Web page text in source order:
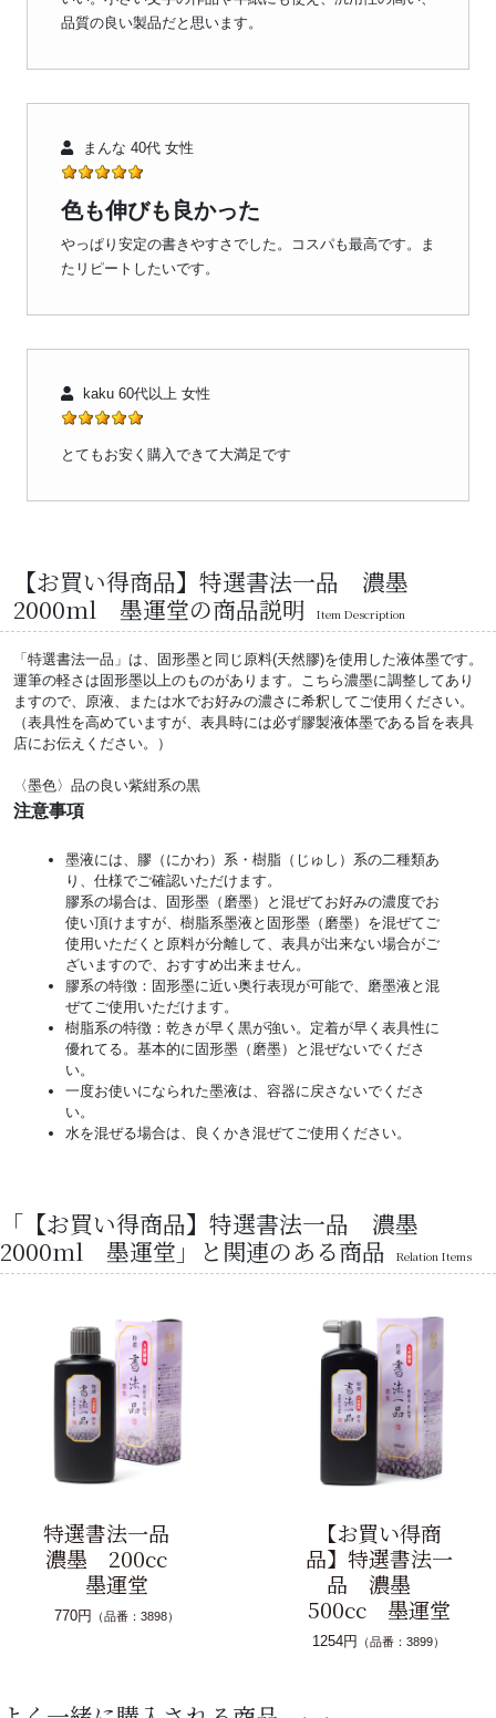
品質の良い製品だと思います。
まんな 40代 女性
色も伸びも良かった
やっぱり安定の書きやすさでした。コスパも最高です。ま
たリピートしたいです。
kaku 60代以上 女性
とてもお安く購入できて大満足です
【お買い得商品】特選書法一品 濃墨
2000ml 墨運堂の商品説明
Item Description
「特選書法一品」は、固形墨と同じ原料(天然膠)を使用した液体墨です。
運筆の軽さは固形墨以上のものがあります。こちら濃墨に調整してあり
ますので、原液、または水でお好みの濃さに希釈してご使用ください。
（表具性を高めていますが、表具時には必ず膠製液体墨である旨を表具
店にお伝えください。）
〈墨色〉品の良い紫紺系の黒
注意事項
墨液には、膠（にかわ）系・樹脂（じゅし）系の二種類あ
り、仕様でご確認いただけます。
膠系の場合は、固形墨（磨墨）と混ぜてお好みの濃度でお
使い頂けますが、樹脂系墨液と固形墨（磨墨）を混ぜてご
使用いただくと原料が分離して、表具が出来ない場合がご
ざいますので、おすすめ出来ません。
膠系の特徴：固形墨に近い奥行表現が可能で、磨墨液と混
ぜてご使用いただけます。
樹脂系の特徴：乾きが早く黒が強い。定着が早く表具性に
優れてる。基本的に固形墨（磨墨）と混ぜないでくださ
い。
一度お使いになられた墨液は、容器に戻さないでくださ
い。
水を混ぜる場合は、良くかき混ぜてご使用ください。
「【お買い得商品】特選書法一品 濃墨
2000ml 墨運堂」と関連のある商品
Relation Items
特選書法一品
濃墨 200cc
墨運堂
770円 （品番：3898）
【お買い得商
品】特選書法一
品 濃墨
500cc 墨運堂
1254円 （品番：3899）